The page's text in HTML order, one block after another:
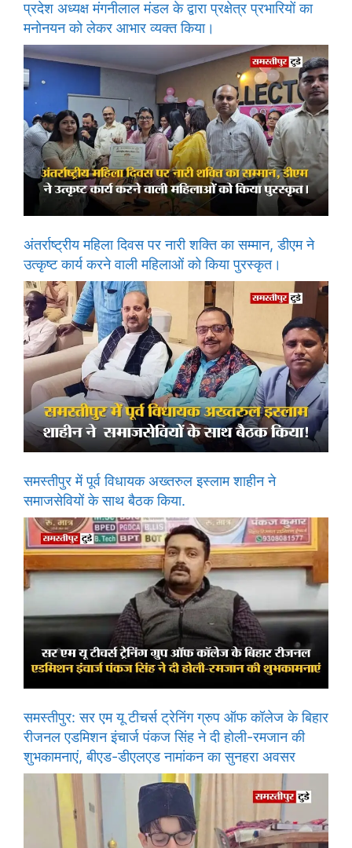
प्रदेश अध्यक्ष मंगनीलाल मंडल के द्वारा प्रक्षेत्र प्रभारियों का
मनोनयन को लेकर आभार व्यक्त किया।
अंतर्राष्ट्रीय महिला दिवस पर नारी शक्ति का सम्मान, डीएम ने
उत्कृष्ट कार्य करने वाली महिलाओं को किया पुरस्कृत।
समस्तीपुर में पूर्व विधायक अख्तरुल इस्लाम शाहीन ने
समाजसेवियों के साथ बैठक किया.
समस्तीपुर: सर एम यू टीचर्स ट्रेनिंग ग्रुप ऑफ कॉलेज के बिहार
रीजनल एडमिशन इंचार्ज पंकज सिंह ने दी होली-रमजान की
शुभकामनाएं, बीएड-डीएलएड नामांकन का सुनहरा अवसर